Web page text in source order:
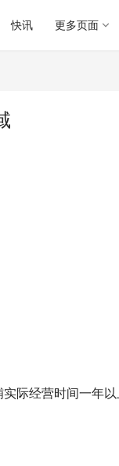
快讯 更多页面
际经营时间一年